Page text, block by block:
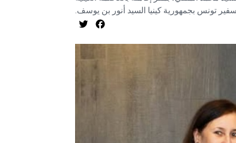
تونس بجمهورية كينيا السيد أنور بن يوسف.
Facebook